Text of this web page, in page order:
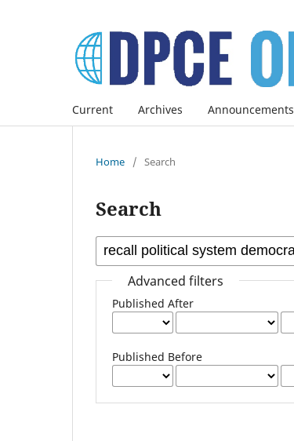
Current Archives Announcements
Home / Search
Search
Advanced filters
Published After
Published Before